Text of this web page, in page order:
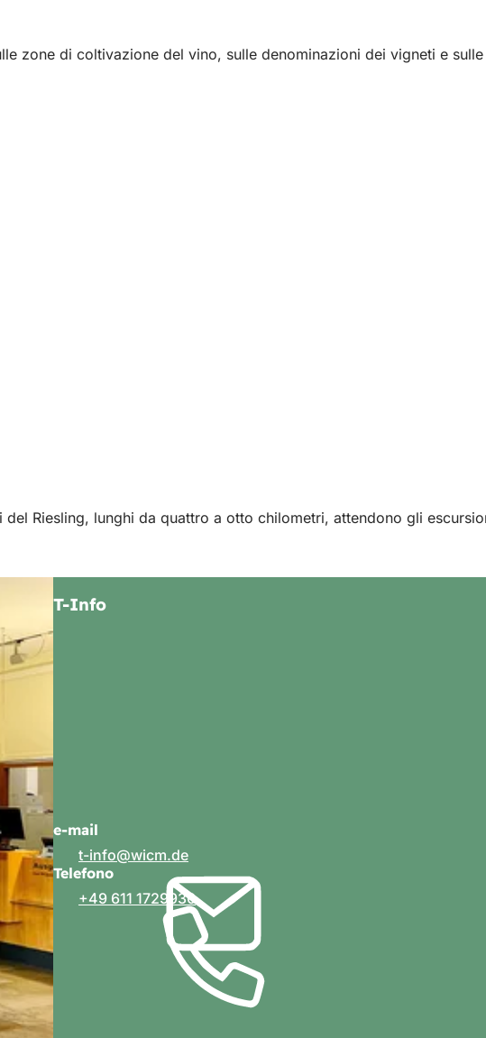
zone di coltivazione del vino, sulle denominazioni dei vigneti e
Riesling, lunghi da quattro a otto chilometri, attendono gli
T-Info
e-mail
t-info
wicm de
Telefono
+49 611 1729930